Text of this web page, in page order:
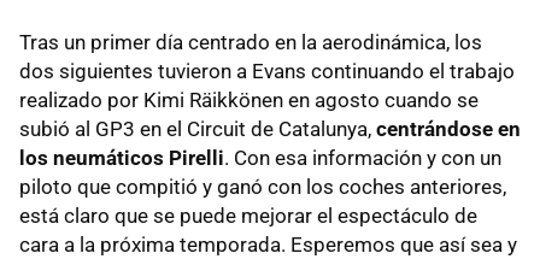
Tras un primer día centrado en la aerodinámica, los
dos siguientes tuvieron a Evans continuando el trabajo
realizado por Kimi Räikkönen en agosto cuando se
subió al GP3 en el Circuit de Catalunya, centrándose en
los neumáticos Pirelli. Con esa información y con un
piloto que compitió y ganó con los coches anteriores,
está claro que se puede mejorar el espectáculo de
cara a la próxima temporada. Esperemos que así sea y